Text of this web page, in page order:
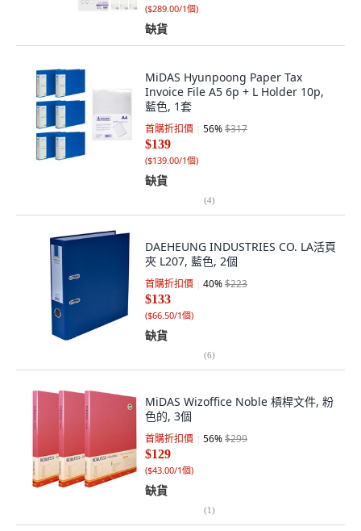
($289.00/1個)
缺貨
MiDAS Hyunpoong Paper Tax
Invoice File A5 6p + L Holder 10p,
藍色, 1套
首購折扣價 56%$317
$139
($139.00/1個)
缺貨
(4)
DAEHEUNG INDUSTRIES CO. LA活頁
夾 L207, 藍色, 2個
首購折扣價 40%$223
$133
($66.50/1個)
缺貨
(6)
MiDAS Wizoffice Noble 槓桿文件, 粉
色的, 3個
首購折扣價 56%$299
$129
($43.00/1個)
缺貨
(1)